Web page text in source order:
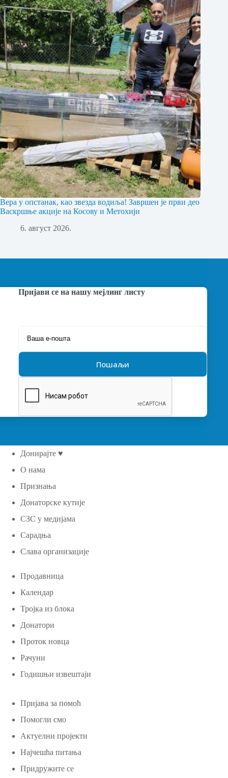
Вера у опстанак, као звезда водиља! Завршен је први део
Васкршње акције на Косову и Метохији
6. август 2026.
Пријави се на нашу мејлинг листу
Донирајте ♥
О нама
Признања
Донаторске кутије
СЗС у медијама
Сарадња
Слава организације
Продавница
Календар
Тројка из блока
Донатори
Проток новца
Рачуни
Годишњи извештаји
Пријава за помоћ
Помогли смо
Актуелни пројекти
Најчешћа питања
Придружите се